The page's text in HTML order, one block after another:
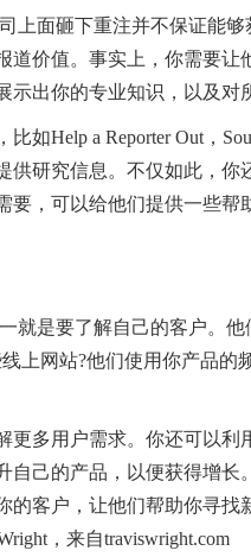
上面砸下重注并不保证能
价值。事实上，你需要
出你的专业知识，以及对
如Help a Reporter Out，
研究信息。不仅如此，
，可以给他们提供一些帮助
就是要了解自己的客户。
上网站?他们使用你产品的
多用户需求。你还可以利用
己的产品，以便获得增
客户，让他们帮助你寻
，来自traviswright.com